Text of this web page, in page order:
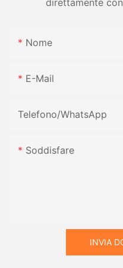
direttamente
Nome
E-Mail
Telefono/WhatsApp
Soddisfare
INVIA